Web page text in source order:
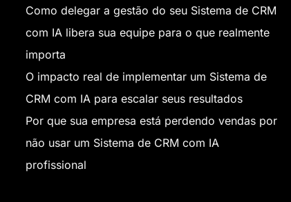
Como delegar a gestão do seu Sistema de CRM
com IA libera sua equipe para o que realmente
importa
O impacto real de implementar um Sistema de
CRM com IA para escalar seus resultados
Por que sua empresa está perdendo vendas por
não usar um Sistema de CRM com IA
profissional